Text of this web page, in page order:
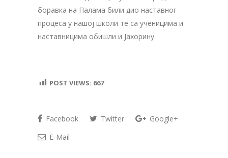
боравка на Палама били дио наставног
процеса у нашој школи те са ученицима и
наставницима обишли и Јахорину.
POST VIEWS: 667
Facebook Twitter
Google+
E-Mail